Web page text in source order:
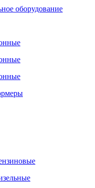
оборудование